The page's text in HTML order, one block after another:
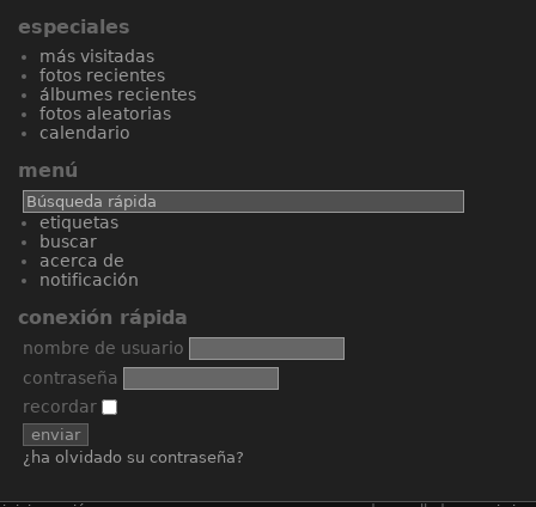
especiales
más visitadas
fotos recientes
álbumes recientes
fotos aleatorias
calendario
menú
etiquetas
buscar
acerca de
notificación
conexión rápida
nombre de usuario
contraseña
recordar
¿ha olvidado su contraseña?